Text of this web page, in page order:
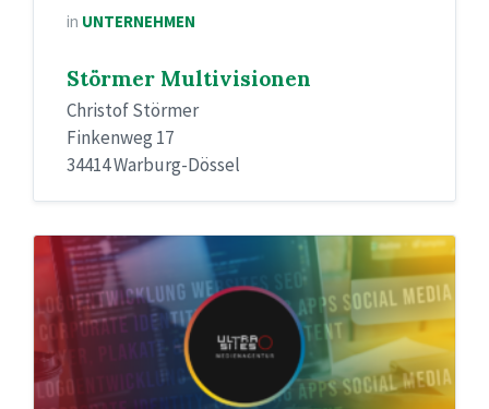
in UNTERNEHMEN
Störmer Multivisionen
Christof Störmer
Finkenweg 17
34414 Warburg-Dössel